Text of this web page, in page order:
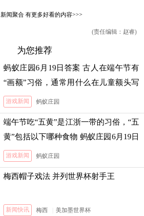
新闻聚合有更多好看的内容>>>
(责任编辑：赵睿)
为您推荐
蚂蚁庄园6月19日答案 古人在端午节有
“画额”习俗，通常用什么在儿童额头写
“王”字
游戏新闻 蚂蚁庄园
端午节吃“五黄”是江浙一带的习俗，“五
黄”包括以下哪种食物 蚂蚁庄园6月19日
答案
游戏新闻 蚂蚁庄园
梅西帽子戏法 并列世界杯射手王
新闻快讯 梅西 美加墨世界杯